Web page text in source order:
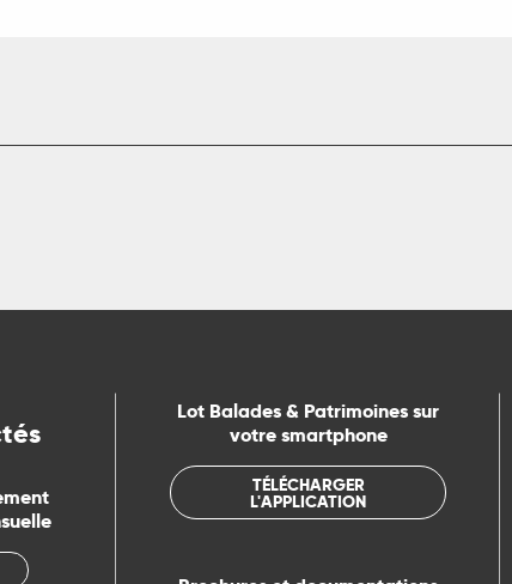
Lot Balades & Patrimoines sur
votre smartphone
TÉLÉCHARGER
L'APPLICATION